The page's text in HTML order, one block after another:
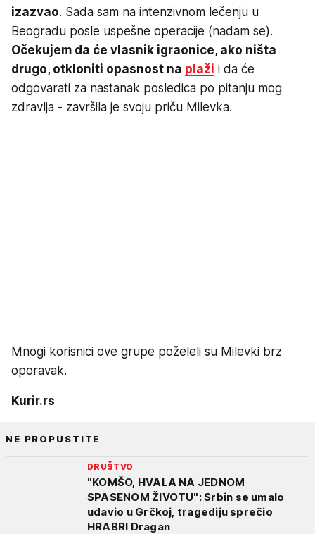
izazvao. Sada sam na intenzivnom lečenju u
Beogradu posle uspešne operacije (nadam se).
Očekujem da će vlasnik igraonice, ako ništa
drugo, otkloniti opasnost na plaži i da će
odgovarati za nastanak posledica po pitanju mog
zdravlja - završila je svoju priču Milevka.
Mnogi korisnici ove grupe poželeli su Milevki brz
oporavak.
Kurir.rs
NE PROPUSTITE
DRUŠTVO
"KOMŠO, HVALA NA JEDNOM
SPASENOM ŽIVOTU": Srbin se umalo
udavio u Grčkoj, tragediju sprečio
HRABRI Dragan